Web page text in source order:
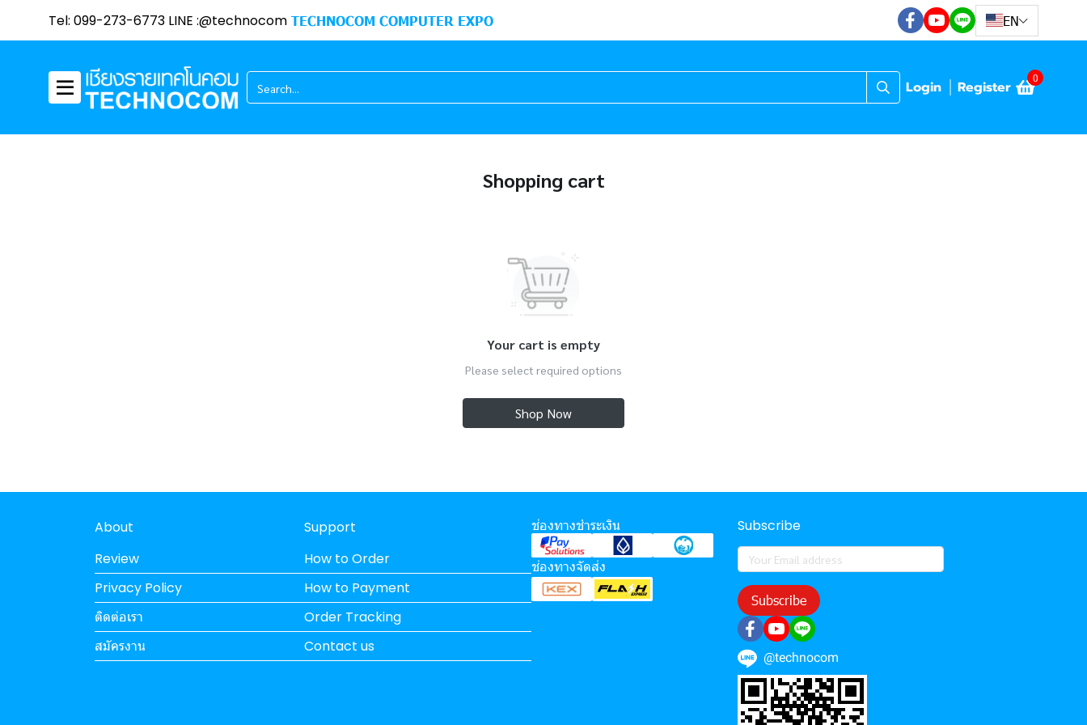
Tel: 099-273-6773 LINE :@technocom TECHNOCOM COMPUTER EXPO EN
Login Register 0
Shopping cart
Your cart is empty
Please select required options
Shop Now
About
Review
Privacy Policy
ติดต่อเรา
สมัครงาน
Support
How to Order
How to Payment
Order Tracking
Contact us
ช่องทางชำระเงิน
ช่องทางจัดส่ง
Subscribe
Subscribe
@technocom